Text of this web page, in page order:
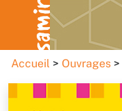
Accueil Ouvrages